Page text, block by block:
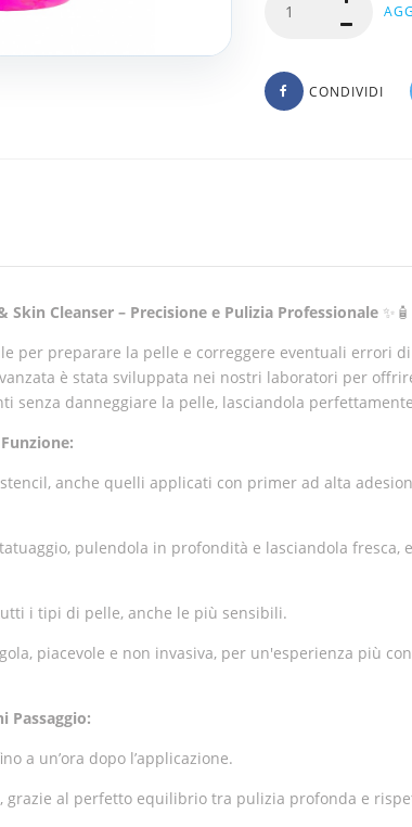
CONDIVIDI
Skin Cleanser – Precisione e Pulizia Professionale ✨🧴
per preparare la pelle e correggere eventuali errori
è stata sviluppata nei nostri laboratori per
senza danneggiare la pelle, lasciandola
anche quelli applicati con primer ad alta
pulendola in profondità e lasciandola
i tipi di pelle, anche le più sensibili.
piacevole e non invasiva, per un'esperienza più
Passaggio:
a un’ora dopo l’applicazione.
grazie al perfetto equilibrio tra pulizia profonda e